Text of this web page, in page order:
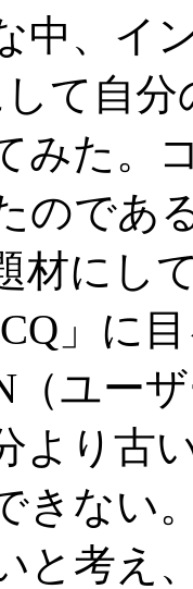
中、イ
て自
みた。
ので
材にし
」に
（ユー
より古
きない
と考え